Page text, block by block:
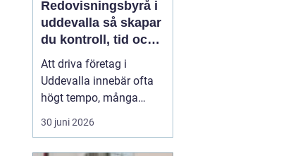
Redovisningsbyrå i
uddevalla så skapar
du kontroll, tid och
lönsamhet i ditt
företag
Att driva företag i
Uddevalla innebär ofta
högt tempo, många
hattar på huvudet och en
ständig balansgång
30 juni 2026